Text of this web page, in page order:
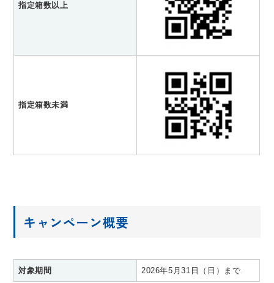
指定箱数以上
指定箱数未満
キャンペーン概要
対象期間 2026年5月31日（日）まで